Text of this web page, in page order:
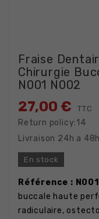
Fraise
Chirurgie
N001 N002
27,00 € TTC
Return policy:14
Livraison 24h a 48h
En stock
Référence :
buccale haute
radiculaire,